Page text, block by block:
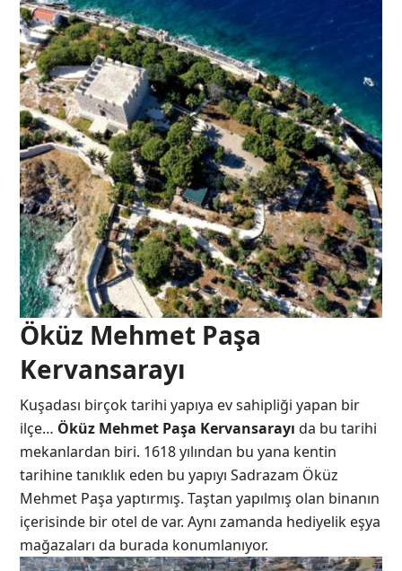
Öküz Mehmet Paşa
Kervansarayı
Kuşadası birçok tarihi yapıya ev sahipliği yapan bir
ilçe… Öküz Mehmet Paşa Kervansarayı da bu tarihi
mekanlardan biri. 1618 yılından bu yana kentin
tarihine tanıklık eden bu yapıyı Sadrazam Öküz
Mehmet Paşa yaptırmış. Taştan yapılmış olan binanın
içerisinde bir otel de var. Aynı zamanda hediyelik eşya
mağazaları da burada konumlanıyor.